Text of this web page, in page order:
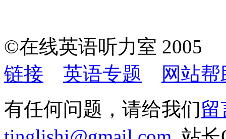
©在线英语听力室
链接
英语专题
网站帮
有任何问题，请给我们留